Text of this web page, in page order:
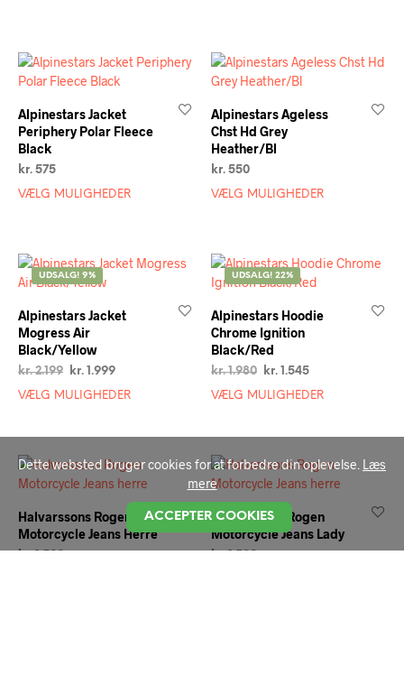
Alpinestars Jacket
Periphery Polar Fleece
Black
kr. 575
VÆLG MULIGHEDER
Alpinestars Ageless
Chst Hd Grey
Heather/Bl
kr. 550
VÆLG MULIGHEDER
UDSALG! 9%
Alpinestars Jacket
Mogress Air
Black/Yellow
kr.2.199 kr. 1.999
VÆLG MULIGHEDER
UDSALG! 22%
Alpinestars Hoodie
Chrome Ignition
Black/Red
kr.1.980 kr. 1.545
VÆLG MULIGHEDER
Halvarssons Rogen
Motorcycle Jeans Herre
Halvarssons Rogen
Motorcycle Jeans Lady
Dette websted bruger cookies for at forbedre din oplevelse. Læs
mere
ACCEPTER COOKIES